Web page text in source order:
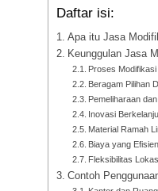
Daftar isi:
Apa itu Jasa
Keunggulan Jasa
Proses
Beragam Pilihan
Pemeliharaan
Inovasi
Material Ramah
Biaya yang Efisien
Fleksibilitas
Contoh